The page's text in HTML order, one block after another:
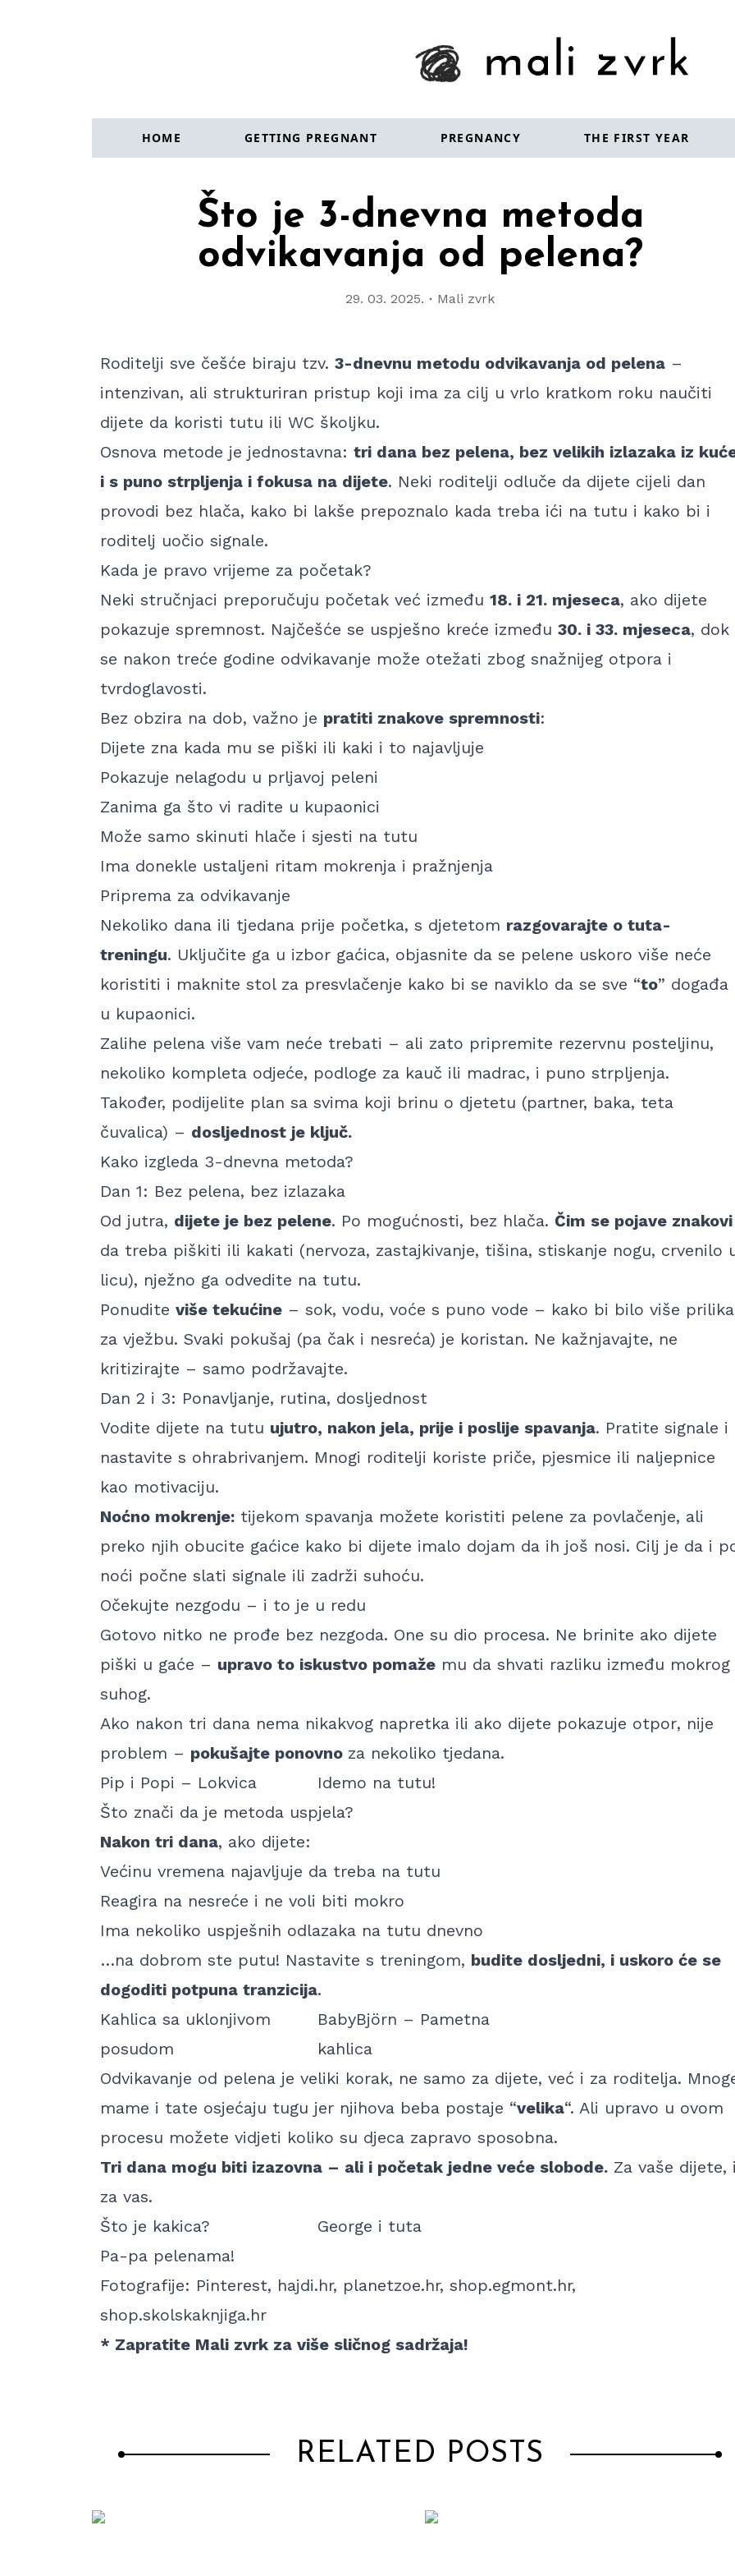
HOME GETTING PREGNANT PREGNANCY THE FIRST YEAR
Što je 3-dnevna metoda
odvikavanja od pelena?
29. 03. 2025. Mali zvrk
Roditelji sve češće biraju tzv. 3-dnevnu metodu odvikavanja od pelena –
intenzivan, ali strukturiran pristup koji ima za cilj u vrlo kratkom roku naučiti
dijete da koristi tutu ili WC školjku.
Osnova metode je jednostavna: tri dana bez pelena, bez velikih izlazaka iz
i s puno strpljenja i fokusa na dijete. Neki roditelji odluče da dijete cijeli dan
provodi bez hlača, kako bi lakše prepoznalo kada treba ići na tutu i kako bi i
roditelj uočio signale.
Kada je pravo vrijeme za početak?
Neki stručnjaci preporučuju početak već između 18. i 21. mjeseca, ako dijete
pokazuje spremnost. Najčešće se uspješno kreće između 30. i 33. mjeseca, dok
se nakon treće godine odvikavanje može otežati zbog snažnijeg otpora i
tvrdoglavosti.
Bez obzira na dob, važno je pratiti znakove spremnosti:
Dijete zna kada mu se piški ili kaki i to najavljuje
Pokazuje nelagodu u prljavoj peleni
Zanima ga što vi radite u kupaonici
Može samo skinuti hlače i sjesti na tutu
Ima donekle ustaljeni ritam mokrenja i pražnjenja
Priprema za odvikavanje
Nekoliko dana ili tjedana prije početka, s djetetom razgovarajte o tuta-
treningu. Uključite ga u izbor gaćica, objasnite da se pelene uskoro više neće
koristiti i maknite stol za presvlačenje kako bi se naviklo da se sve “to” događa
u kupaonici.
Zalihe pelena više vam neće trebati – ali zato pripremite rezervnu posteljinu,
nekoliko kompleta odjeće, podloge za kauč ili madrac, i puno strpljenja.
Također, podijelite plan sa svima koji brinu o djetetu (partner, baka, teta
čuvalica) – dosljednost je ključ.
Kako izgleda 3-dnevna metoda?
Dan 1: Bez pelena, bez izlazaka
Od jutra, dijete je bez pelene. Po mogućnosti, bez hlača. Čim se pojave znakovi
da treba piškiti ili kakati (nervoza, zastajkivanje, tišina, stiskanje nogu, crvenilo
licu), nježno ga odvedite na tutu.
Ponudite više tekućine – sok, vodu, voće s puno vode – kako bi bilo više prilika
za vježbu. Svaki pokušaj (pa čak i nesreća) je koristan. Ne kažnjavajte, ne
kritizirajte – samo podržavajte.
Dan 2 i 3: Ponavljanje, rutina, dosljednost
Vodite dijete na tutu ujutro, nakon jela, prije i poslije spavanja. Pratite signale i
nastavite s ohrabrivanjem. Mnogi roditelji koriste priče, pjesmice ili naljepnice
kao motivaciju.
Noćno mokrenje: tijekom spavanja možete koristiti pelene za povlačenje, ali
preko njih obucite gaćice kako bi dijete imalo dojam da ih još nosi. Cilj je da i
noći počne slati signale ili zadrži suhoću.
Očekujte nezgodu – i to je u redu
Gotovo nitko ne prođe bez nezgoda. One su dio procesa. Ne brinite ako dijete
piški u gaće – upravo to iskustvo pomaže mu da shvati razliku između mokrog
suhog.
Ako nakon tri dana nema nikakvog napretka ili ako dijete pokazuje otpor, nije
problem – pokušajte ponovno za nekoliko tjedana.
Pip i Popi – Lokvica
Idemo na tutu!
Što znači da je metoda uspjela?
Nakon tri dana, ako dijete:
Većinu vremena najavljuje da treba na tutu
Reagira na nesreće i ne voli biti mokro
Ima nekoliko uspješnih odlazaka na tutu dnevno
…na dobrom ste putu! Nastavite s treningom, budite dosljedni, i uskoro će se
dogoditi potpuna tranzicija.
Kahlica sa uklonjivom
posudom
BabyBjörn – Pametna
kahlica
Odvikavanje od pelena je veliki korak, ne samo za dijete, već i za roditelja.
mame i tate osjećaju tugu jer njihova beba postaje “velika“. Ali upravo u ovom
procesu možete vidjeti koliko su djeca zapravo sposobna.
Tri dana mogu biti izazovna – ali i početak jedne veće slobode. Za vaše dijete,
za vas.
Što je kakica?
George i tuta
Pa-pa pelenama!
Fotografije: Pinterest, hajdi.hr, planetzoe.hr, shop.egmont.hr,
shop.skolskaknjiga.hr
* Zapratite Mali zvrk za više sličnog sadržaja!
RELATED POSTS